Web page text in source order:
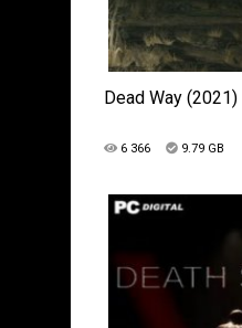
Dead Way
6 366 9.79 GB